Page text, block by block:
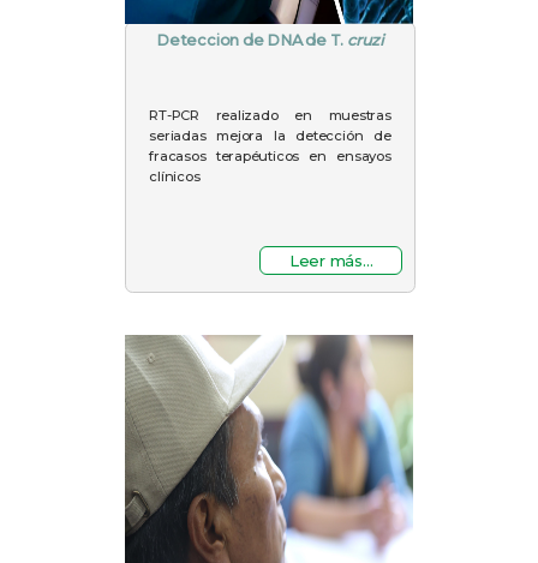
Deteccion de DNA de T. cruzi
RT-PCR realizado en muestras
seriadas mejora la detección de
fracasos terapéuticos en ensayos
clínicos
Leer más...